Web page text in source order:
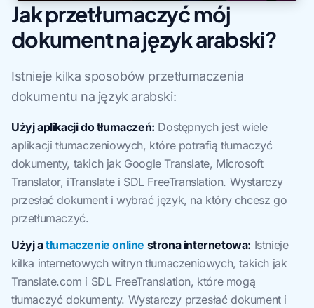
Jak przetłumaczyć mój
dokument na język arabski?
Istnieje kilka sposobów przetłumaczenia
dokumentu na język arabski:
Użyj aplikacji do tłumaczeń: Dostępnych jest wiele
aplikacji tłumaczeniowych, które potrafią tłumaczyć
dokumenty, takich jak Google Translate, Microsoft
Translator, iTranslate i SDL FreeTranslation. Wystarczy
przesłać dokument i wybrać język, na który chcesz go
przetłumaczyć.
Użyj atłumaczenie online strona internetowa: Istnieje
kilka internetowych witryn tłumaczeniowych, takich jak
Translate.com i SDL FreeTranslation, które mogą
tłumaczyć dokumenty. Wystarczy przesłać dokument i